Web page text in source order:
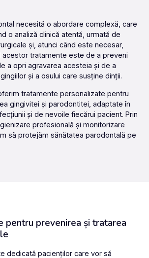
necesită o abordare complexă, care
o analiză clinică atentă, urmată de
și, atunci când este necesar,
acestor tratamente este de a preveni
a opri agravarea acesteia și de a
și a osului care susține dinții.
tratamente personalizate pentru
gingivitei și parodontitei , adaptate în
și de nevoile fiecărui pacient. Prin
profesională și monitorizare
să protejăm sănătatea parodontală pe
pentru prevenirea și tratarea
dedicată pacienților care vor să